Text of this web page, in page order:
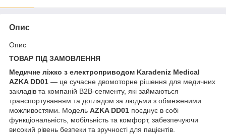
Опис
Опис
ТОВАР ПІД ЗАМОВЛЕННЯ
Медичне ліжко з електроприводом Karadeniz Medical
AZKA DD01 — це сучасне двомоторне рішення для медичних
закладів та компаній B2B-сегменту, які займаються
транспортуванням та доглядом за людьми з обмеженими
можливостями. Модель AZKA DD01 поєднує в собі
функціональність, мобільність та комфорт, забезпечуючи
високий рівень безпеки та зручності для пацієнтів.